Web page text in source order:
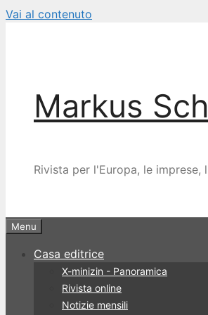
Vai al contenuto
Markus
Rivista per l'Europa, le
Menu
Casa editrice
X-minizin - Panoramica
Rivista online
Notizie mensili